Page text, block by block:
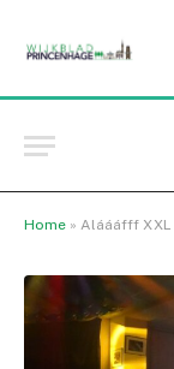
Home » Aláááfff XXL